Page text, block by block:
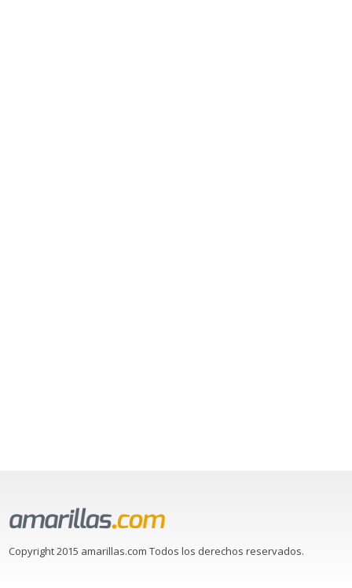
Copyright 2015 amarillas.com Todos los derechos reservados.